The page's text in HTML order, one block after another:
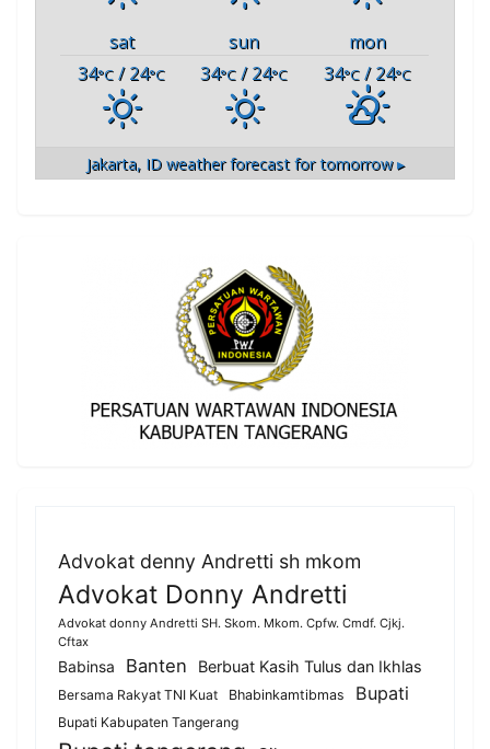
sat sun
mon
34°C / 24°C 34°C / 24°C 34°C/ 24°C
Jakarta, IDweather forecast for tomorrow ▸
Advokat denny Andretti sh mkom
Advokat Donny Andretti
Advokat donny Andretti SH. Skom. Mkom. Cpfw. Cmdf. Cjkj.
Cftax
Babinsa Banten Berbuat Kasih Tulus dan Ikhlas
Bersama Rakyat TNI Kuat Bhabinkamtibmas Bupati
Bupati Kabupaten Tangerang